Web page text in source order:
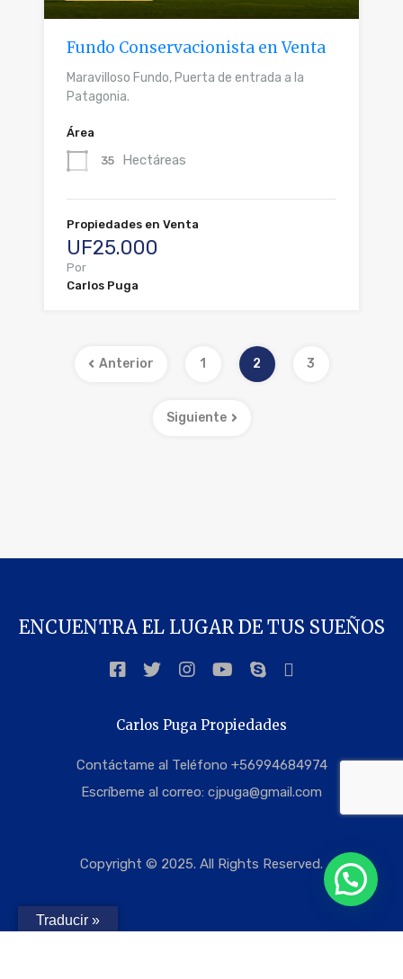
Fundo Conservacionista en Venta
Maravilloso Fundo, Puerta de entrada a la
Patagonia.
Área
35 Hectáreas
Propiedades en Venta
UF25.000
Por
Carlos Puga
Anterior 1 2 3
Siguiente
ENCUENTRA EL LUGAR DE TUS SUEÑOS
Carlos Puga Propiedades
Contáctame al Teléfono +56994684974
Escríbeme al correo: cjpuga@gmail.com
Copyright © 2025. All Rights Reserved.
Traducir »